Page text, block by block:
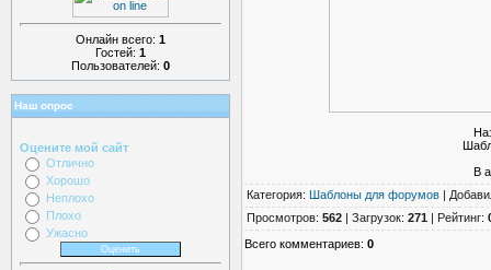
Онлайн всего: 1
Гостей: 1
Пользователей: 0
Наш опрос
Оцените мой сайт
Отлично
Хорошо
Неплохо
Плохо
Ужасно
В
Категория: Шаблоны для форумов |
Просмотров: 562 | Загрузок: 271 | Рейтинг:
Всего комментариев: 0